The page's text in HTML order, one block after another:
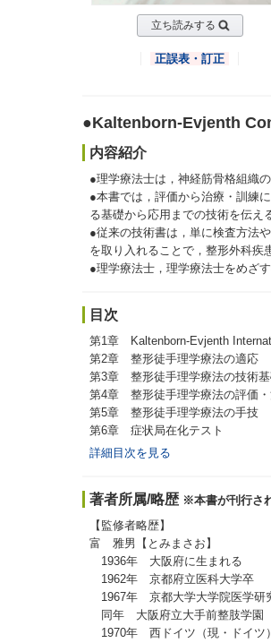
立ち読みする
正誤表・訂正
●Kaltenborn-Evjenth
内容紹介
●理学療法士は，神経筋骨格組織
●本書では，評価から治療・訓練
る基礎から応用までの技術を伝え
●従来の技術書は，単に検査方法
を取り入れることで，整形外科疾
●理学療法士，理学療法士をめざ
目次
第1章 Kaltenborn-Evjenth
第2章 整形徒手理学療法の適応
第3章 整形徒手理学療法の技術基
第4章 整形徒手理学療法の評価・
第5章 整形徒手理学療法の手技
第6章 症状局在化テスト
詳細目次を見る
著者所属/略歴 ※本書が刊行さ
【監修者略歴】
富 雅男【とみまさお】
1936年 大阪府に生まれる
1962年 京都府立医科大学卒
1967年 京都大学大学院医学研
同年 大阪府立大手前整肢学園
1970年 西ドイツ（現・ドイツ